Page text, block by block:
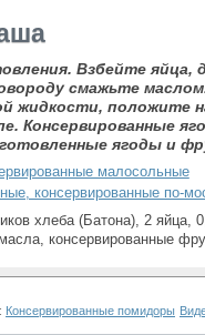
Взбейте яйца,
смажьте
жидкости, положите
Консервированные
ягоды и
малосольные
консервированные по-
хлеба (Батона), 2 яйца,
консервированные
Консервированные помидоры